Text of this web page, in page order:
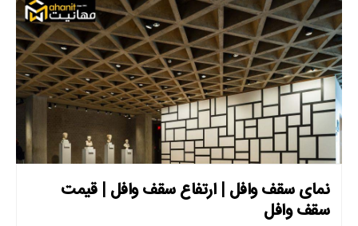
نمای سقف وافل | ارتفاع سقف وافل | قیمت
سقف وافل